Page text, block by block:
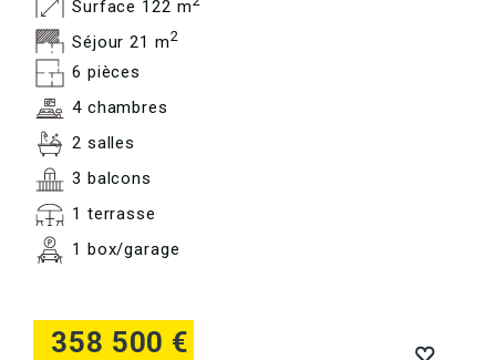
358 500 €
Surface 122 m
Séjour 21 m2
6 pièces
4 chambres
2 salles
3 balcons
1 terrasse
1 box/garage